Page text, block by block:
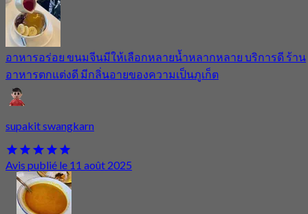
อาหารอร่อย ขนมจีนมีให้เลือกหลายน้ำหลากหลาย บริการดี ร้าน
อาหารตกแต่งดี มีกลิ่นอายของความเป็นภูเก็ต
supakit swangkarn
Avis publié le 11 août 2025